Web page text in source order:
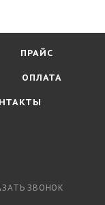
ПРАЙС
ОПЛАТА
ЗВОНОК